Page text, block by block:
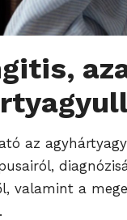
az
valamint a